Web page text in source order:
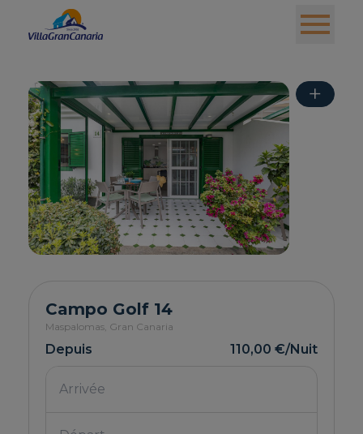
+
Campo Golf 14
Maspalomas, Gran Canaria
Depuis 110,00 €/Nuit